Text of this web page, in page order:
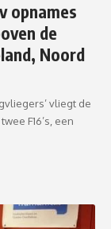
opnames
de
Noord
vliegt de
F16’s, een